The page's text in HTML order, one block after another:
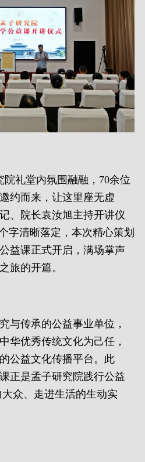
院礼堂内氛围融融，70余位
约而来，让这里座无虚
、院长袁汝旭主持开讲仪
字清晰落定，本次精心策划
益课正式开启，满场掌声
旅的开篇。
与传承的公益事业单位，
华优秀传统文化为己任，
公益文化传播平台。此
正是孟子研究院践行公益
众、走进生活的生动实